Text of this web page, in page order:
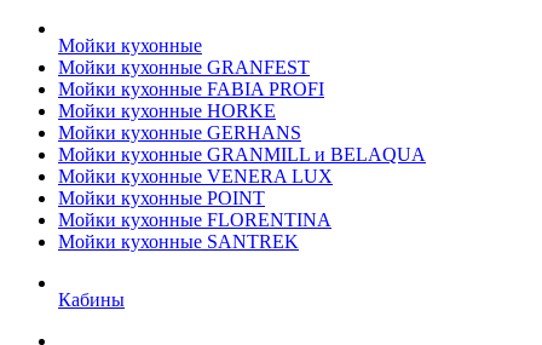
Мойки кухонные
Мойки кухонные GRANFEST
Мойки кухонные FABIA PROFI
Мойки кухонные HORKE
Мойки кухонные GERHANS
Мойки кухонные GRANMILL и BELAQUA
Мойки кухонные VENERA LUX
Мойки кухонные POINT
Мойки кухонные FLORENTINA
Мойки кухонные SANTREK
Кабины